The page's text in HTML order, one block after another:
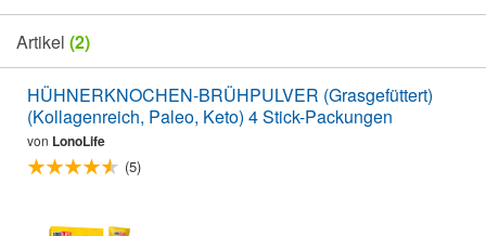
Artikel (2)
HÜHNERKNOCHEN-BRÜHPULVER (Grasgefüttert)
(Kollagenreich, Paleo, Keto) 4 Stick-Packungen
von LonoLife
(5)